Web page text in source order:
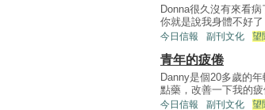
Donna很久沒有來看
你就是說我身體不好
今日信報 副刊文化 望
青年的疲倦
Danny是個20多歲的
點藥，改善一下我的
今日信報 副刊文化 望